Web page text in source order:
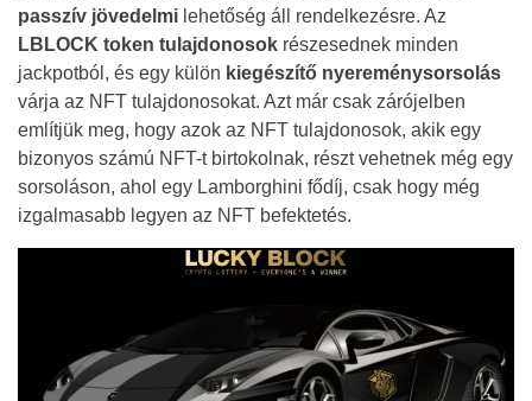
passzív jövedelmi lehetőség áll rendelkezésre. Az
LBLOCK token tulajdonosok részesednek minden
jackpotból, és egy külön kiegészítő nyereménysorsolás
várja az NFT tulajdonosokat. Azt már csak zárójelben
említjük meg, hogy azok az NFT tulajdonosok, akik egy
bizonyos számú NFT-t birtokolnak, részt vehetnek még egy
sorsoláson, ahol egy Lamborghini fődíj, csak hogy még
izgalmasabb legyen az NFT befektetés.